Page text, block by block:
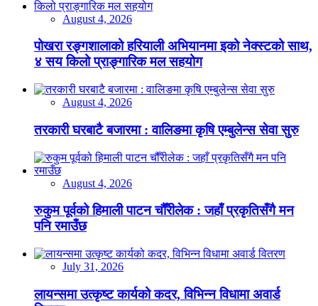
August 4, 2026
पोखरा रङ्गशालाको हरियाली अभियानमा इको नेक्स्टको साथ,
४ सय किलो प्राङ्गारिक मल सहयोग
August 4, 2026
तरकारी घरबाटै बजारमा : वालिङमा कृषि एम्बुलेन्स सेवा सुरु
August 4, 2026
रुकुम पूर्वको हिमाली पाटन चौँरीलेक : जहाँ प्रकृतिसँगै मन
पनि रमाउँछ
July 31, 2026
लायन्समा उत्कृष्ट कार्यको कदर, विभिन्न विधामा अवार्ड